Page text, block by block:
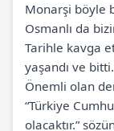
Monarşi böyle
Osmanlı da
Tarihle kavga
yaşandı ve bitti.
Önemli olan
“Türkiye
olacaktır.”